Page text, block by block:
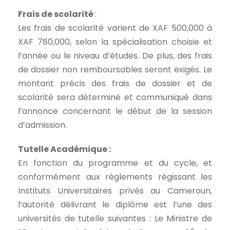
Frais de scolarité:
Les frais de scolarité varient de XAF 500,000 à
XAF 780,000, selon la spécialisation choisie et
l’année ou le niveau d’études. De plus, des frais
de dossier non remboursables seront exigés. Le
montant précis des frais de dossier et de
scolarité sera déterminé et communiqué dans
l’annonce concernant le début de la session
d’admission.
Tutelle Académique:
En fonction du programme et du cycle, et
conformément aux règlements régissant les
Instituts Universitaires privés au Cameroun,
l’autorité délivrant le diplôme est l’une des
universités de tutelle suivantes : Le Ministre de